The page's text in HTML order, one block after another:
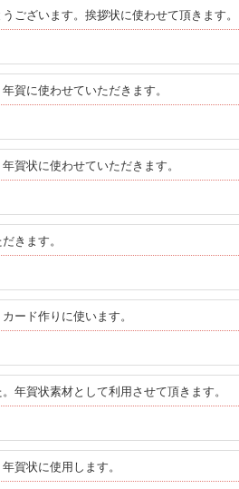
ございます。挨拶状に使わせて頂きます。
賀に使わせていただきます。
賀状に使わせていただきます。
きます。
ード作りに使います。
年賀状素材として利用させて頂きます。
賀状に使用します。